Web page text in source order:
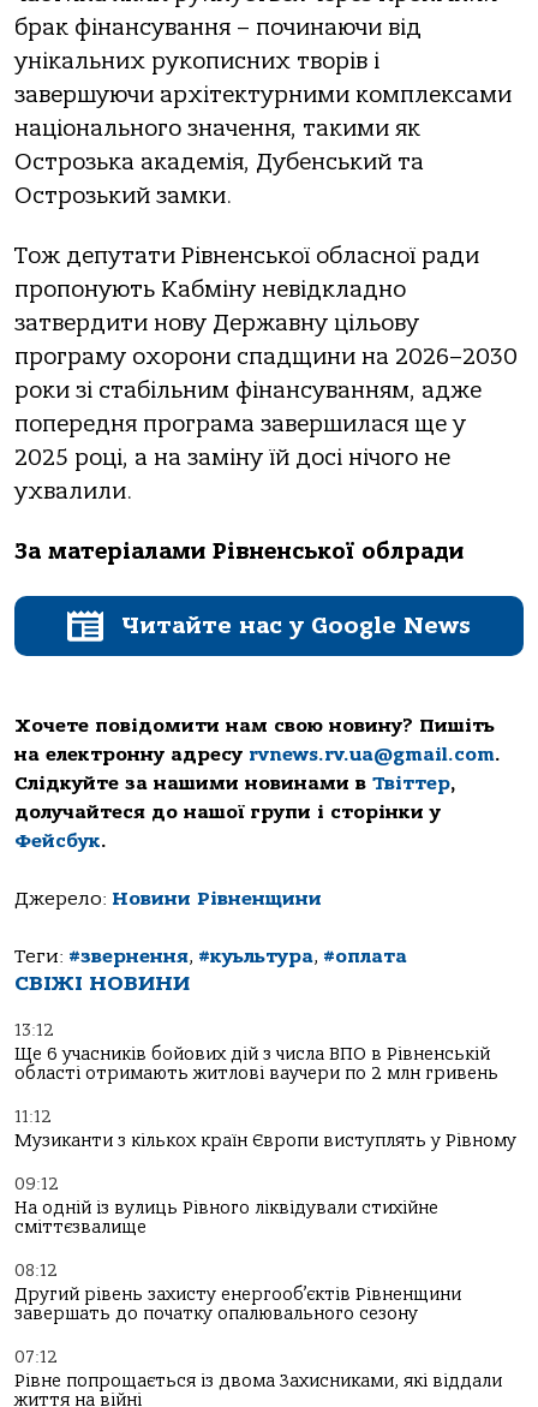
брак фінансування – починаючи від
унікальних рукописних творів і
завершуючи архітектурними комплексами
національного значення, такими як
Острозька академія, Дубенський та
Острозький замки.
Тож депутати Рівненської обласної ради
пропонують Кабміну невідкладно
затвердити нову Державну цільову
програму охорони спадщини на 2026–2030
роки зі стабільним фінансуванням, адже
попередня програма завершилася ще у
2025 році, а на заміну їй досі нічого не
ухвалили.
За матеріалами Рівненської облради
Читайте нас у Google News
Хочете повідомити нам свою новину? Пишіть
на електронну адресу rvnews.rv.ua@gmail.com.
Слідкуйте за нашими новинами в Твіттер,
долучайтеся до нашої групи і сторінки у
Фейсбук.
Джерело: Новини Рівненщини
Теги: #звернення, #куьльтура, #оплата
СВІЖІ НОВИНИ
13:12
Ще 6 учасників бойових дій з числа ВПО в Рівненській
області отримають житлові ваучери по 2 млн гривень
11:12
Музиканти з кількох країн Європи виступлять у Рівному
09:12
На одній із вулиць Рівного ліквідували стихійне
сміттєзвалище
08:12
Другий рівень захисту енергооб’єктів Рівненщини
завершать до початку опалювального сезону
07:12
Рівне попрощається із двома Захисниками, які віддали
життя на війні